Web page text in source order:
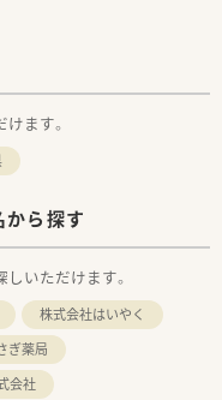
ます。
ら探す
いただけます。
株式会社はいやく
ぎ薬局
会社